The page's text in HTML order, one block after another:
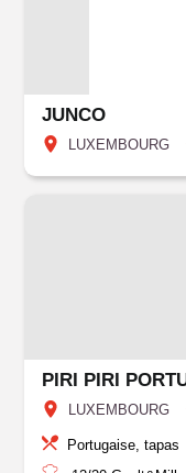
JUNCO
LUXEMBOURG
LUXEMBOURG
Portugaise, tapas